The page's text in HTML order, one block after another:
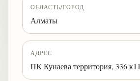
ОБЛАСТЬ/ГОРОД
Алматы
АДРЕС
ПК Кунаева территория, 336 к11